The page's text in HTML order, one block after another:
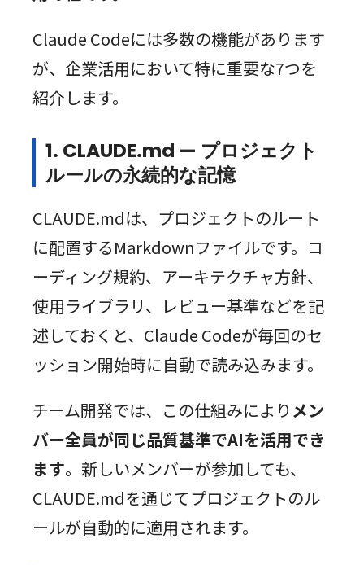
Claude Codeには多数の機能があります
が、企業活用において特に重要な7つを
紹介します。
1. CLAUDE.md — プロジェクト
ルールの永続的な記憶
CLAUDE.mdは、プロジェクトのルート
に配置するMarkdownファイルです。コ
ーディング規約、アーキテクチャ方針、
使用ライブラリ、レビュー基準などを記
述しておくと、Claude Codeが毎回のセ
ッション開始時に自動で読み込みます。
チーム開発では、この仕組みにより メン
バー全員が同じ品質基準でAIを活用でき
ます。新しいメンバーが参加しても、
CLAUDE.mdを通じてプロジェクトのル
ールが自動的に適用されます。